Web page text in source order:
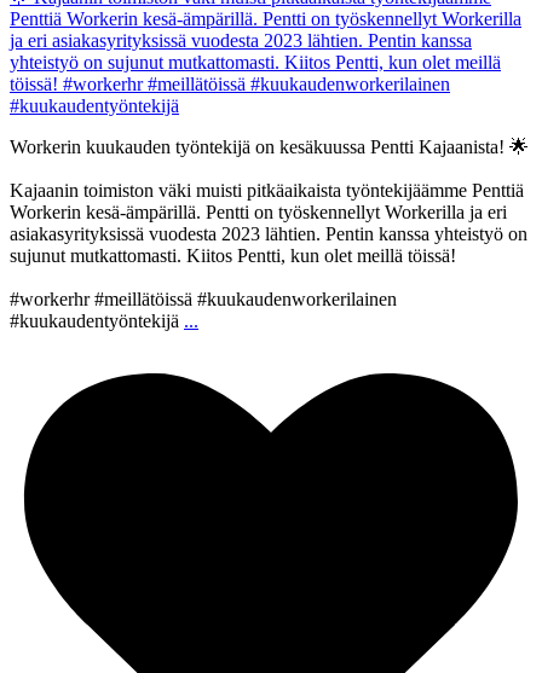
Workerin kuukauden työntekijä on kesäkuussa Pentti Kajaanista! 🌟
Kajaanin toimiston väki muisti pitkäaikaista työntekijäämme Penttiä
Workerin kesä-ämpärillä. Pentti on työskennellyt Workerilla ja eri
asiakasyrityksissä vuodesta 2023 lähtien. Pentin kanssa yhteistyö on
sujunut mutkattomasti. Kiitos Pentti, kun olet meillä töissä!
#workerhr #meillätöissä #kuukaudenworkerilainen
#kuukaudentyöntekijä ...